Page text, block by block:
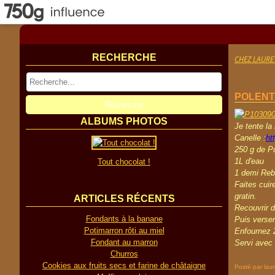
RECHERCHE
ALBUMS PHOTOS
Tout chocolat !
ARTICLES RÉCENTS
Fondants à la banane
Potimarron rôti au miel
Fondant au marron
Churros
Cookies aux fruits secs et farine de châtaigne
CHEZ
Je tente la
Canelle :
250 g de
1L d'eau
1 demi
Faites
gratin.
Recouvrir
Puis
Enfournez
Servi avec
Posté par